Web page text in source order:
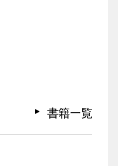
書籍一覧